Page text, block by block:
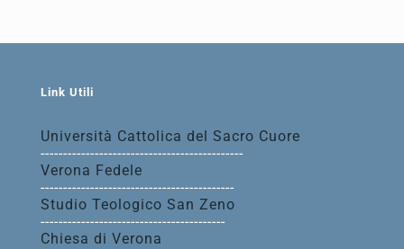
Link Utili
Università Cattolica del Sacro Cuore
---------------------------------------------
Verona Fedele
-------------------------------------------
Studio Teologico San Zeno
-----------------------------------------
Chiesa di Verona